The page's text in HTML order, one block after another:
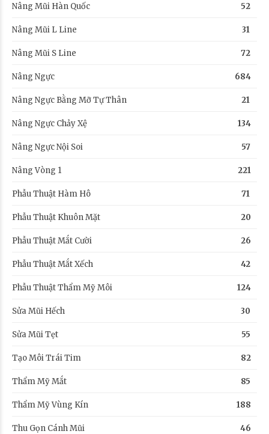
Nâng Mũi Hàn Quốc 52
Nâng Mũi L Line 31
Nâng Mũi S Line 72
Nâng Ngực 684
Nâng Ngực Bằng Mỡ Tự Thân 21
Nâng Ngực Chảy Xệ 134
Nâng Ngực Nội Soi 57
Nâng Vòng 1 221
Phẫu Thuật Hàm Hô 71
Phẫu Thuật Khuôn Mặt 20
Phẫu Thuật Mắt Cười 26
Phẫu Thuật Mắt Xếch 42
Phẫu Thuật Thẩm Mỹ Môi 124
Sửa Mũi Hếch 30
Sửa Mũi Tẹt 55
Tạo Môi Trái Tim 82
Thẩm Mỹ Mắt 85
Thẩm Mỹ Vùng Kín 188
Thu Gọn Cánh Mũi 46